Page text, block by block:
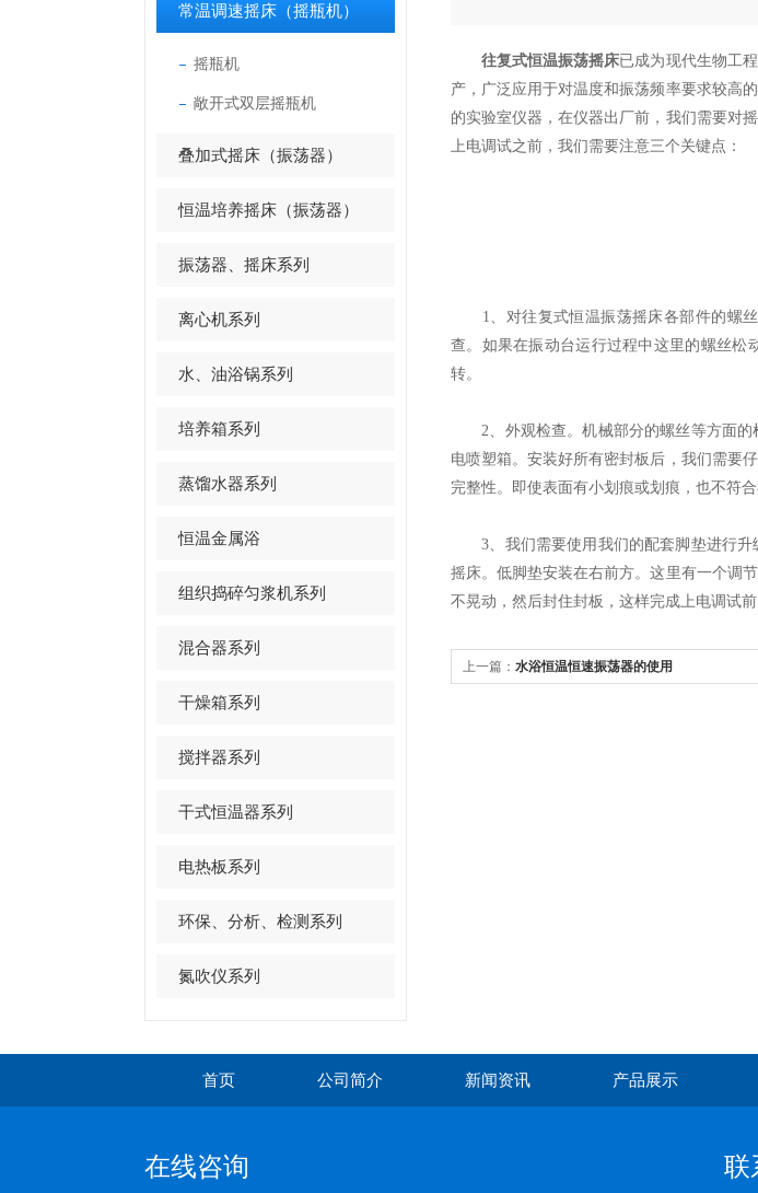
常温调速摇床（摇瓶机）
摇瓶机
敞开式双层摇瓶机
叠加式摇床（振荡器）
恒温培养摇床（振荡器）
振荡器、摇床系列
离心机系列
水、油浴锅系列
培养箱系列
蒸馏水器系列
恒温金属浴
组织捣碎匀浆机系列
混合器系列
干燥箱系列
搅拌器系列
干式恒温器系列
电热板系列
环保、分析、检测系列
氮吹仪系列
往复式恒温振荡摇床已成为现代生物工
产，广泛应用于对温度和振荡频率要求较高
的实验室仪器，在仪器出厂前，我们需要对
上电调试之前，我们需要注意三个关键点：
1、对往复式恒温振荡摇床各部件的螺丝
查。如果在振动台运行过程中这里的螺丝松
转。
2、外观检查。机械部分的螺丝等方面的
电​​喷塑箱。安装好所有密封板后，我们需要
完整性。即使表面有小划痕或划痕，也不符合
3、我们需要使用我们的配套脚垫进行升
摇床。低脚垫安装在右前方。这里有一个调
不晃动，然后封住封板，这样完成上电调试前
上一篇： 水浴恒温恒速振荡器的使用
首页 公司简介 新闻资讯 产品展示
在线咨询 联